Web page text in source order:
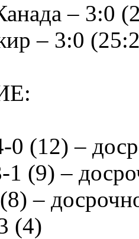
– 3:0
– 3:0
0 (12) –
(9) –
–
(4)